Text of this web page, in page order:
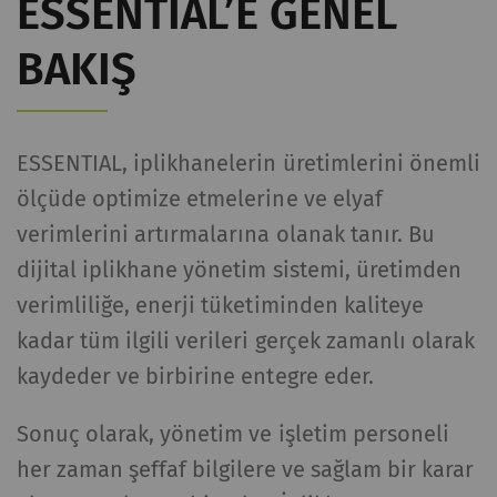
ESSENTIAL’E GENEL
BAKIŞ
ESSENTIAL, iplikhanelerin üretimlerini önemli
ölçüde optimize etmelerine ve elyaf
verimlerini artırmalarına olanak tanır. Bu
dijital iplikhane yönetim sistemi, üretimden
verimliliğe, enerji tüketiminden kaliteye
kadar tüm ilgili verileri gerçek zamanlı olarak
kaydeder ve birbirine entegre eder.
Sonuç olarak, yönetim ve işletim personeli
her zaman şeffaf bilgilere ve sağlam bir karar